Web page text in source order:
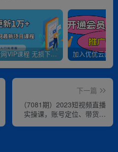
全网VIP课程 无损下载~
下一篇
（7081期）2023短视频直播
实操课，账号定位、带货账